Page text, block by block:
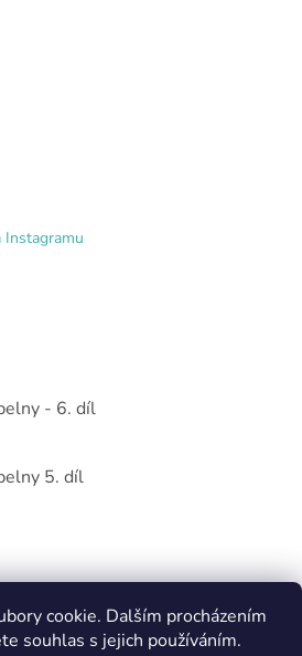
cookie. Dalším procházením
souhlas s jejich používáním.
Instagramu
- 6. díl
5. díl
0KS /0 KČ